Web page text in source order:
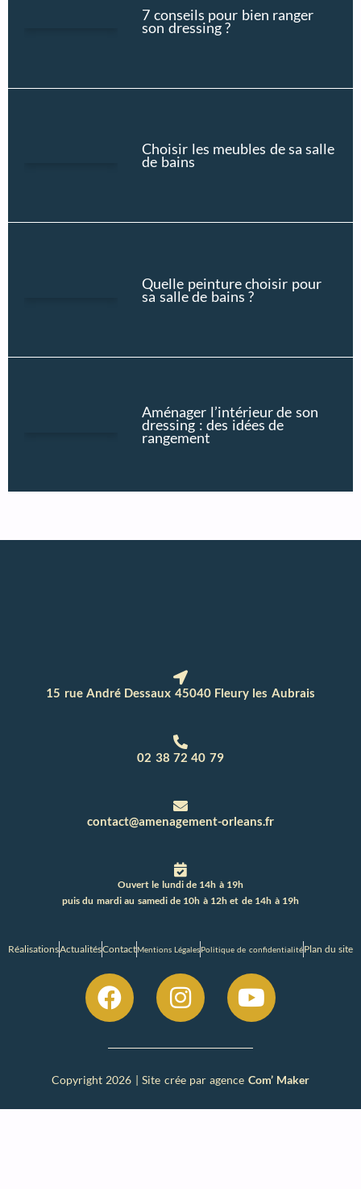
7 conseils pour bien ranger
son dressing ?
Choisir les meubles de sa salle
de bains
Quelle peinture choisir pour
sa salle de bains ?
Aménager l’intérieur de son
dressing : des idées de
rangement
15 rue André Dessaux 45040 Fleury les Aubrais
02 38 72 40 79
contact@amenagement-orleans.fr
Ouvert le lundi de 14h à 19h
puis du mardi au samedi de 10h à 12h et de 14h à 19h
RéalisationsActualitésContactMentions LégalesPolitique de confidentialitéPlan du site
Copyright 2026 | Site crée par agence Com’ Maker